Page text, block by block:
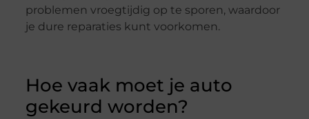
problemen vroegtijdig op te sporen, waardoor
je dure reparaties kunt voorkomen.
Hoe vaak moet je auto
gekeurd worden?